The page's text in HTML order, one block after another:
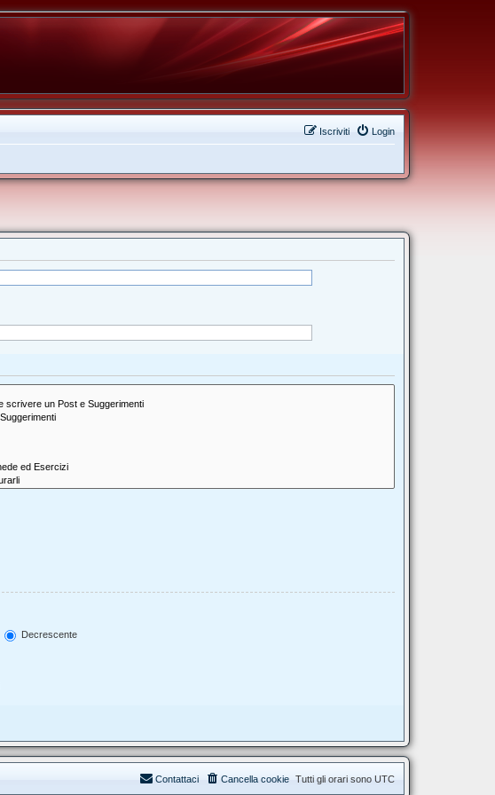
Login
Iscriviti
Decrescente
Tutti gli orari sono UTC
Cancella cookie
Contattaci